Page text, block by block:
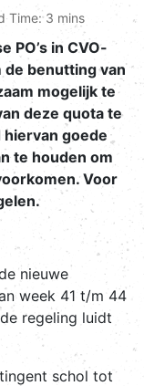
Time: 3 mins
PO’s in CVO-
benutting van
mogelijk te
deze quota te
goede
te houden om
Voor
nieuwe
week 41 t/m 44
regeling luidt
schol tot